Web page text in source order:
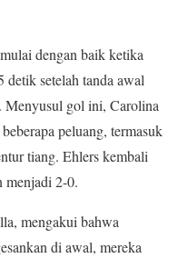
dengan baik ketika
setelah tanda awal
Menyusul gol ini, Carolina
peluang, termasuk
tiang. Ehlers kembali
menjadi 2-0.
mengakui bahwa
di awal, mereka